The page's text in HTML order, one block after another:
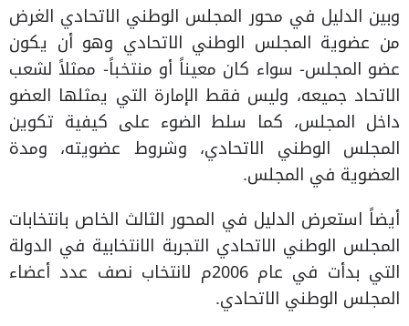
وبين الدليل في محور المجلس الوطني الاتحادي الغرض
من عضوية المجلس الوطني الاتحادي وهو أن يكون
عضو المجلس- سواء كان معيناً أو منتخباً- ممثلاً لشعب
الاتحاد جميعه، وليس فقط الإمارة التي يمثلها العضو
داخل المجلس، كما سلط الضوء على كيفية تكوين
المجلس الوطني الاتحادي، وشروط عضويته، ومدة
العضوية في المجلس.
أيضاً استعرض الدليل في المحور الثالث الخاص بانتخابات
المجلس الوطني الاتحادي التجربة الانتخابية في الدولة
التي بدأت في عام 2006م لانتخاب نصف عدد أعضاء
المجلس الوطني الاتحادي.